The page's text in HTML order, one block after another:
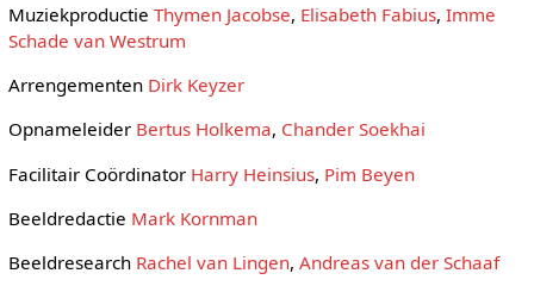
Muziekproductie Thymen Jacobse, Elisabeth Fabius, Imme
Schade van Westrum
Arrengementen Dirk Keyzer
Opnameleider Bertus Holkema, Chander Soekhai
Facilitair Coördinator Harry Heinsius, Pim Beyen
Beeldredactie Mark Kornman
Beeldresearch Rachel van Lingen, Andreas van der Schaaf